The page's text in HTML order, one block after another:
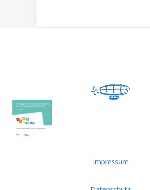
Impressum